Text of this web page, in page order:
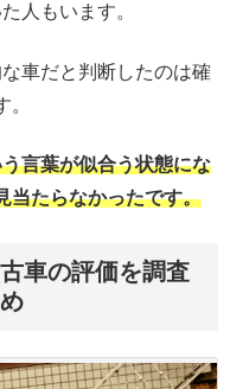
人もいます。
車だと判断したのは確
言葉が似合う状態にな
当たらなかったです。
車の評価を調査